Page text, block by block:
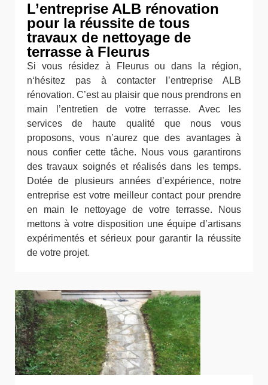
L’entreprise ALB rénovation
pour la réussite de tous
travaux de nettoyage de
terrasse à Fleurus
Si vous résidez à Fleurus ou dans la région,
n‘hésitez pas à contacter l’entreprise ALB
rénovation. C’est au plaisir que nous prendrons en
main l’entretien de votre terrasse. Avec les
services de haute qualité que nous vous
proposons, vous n’aurez que des avantages à
nous confier cette tâche. Nous vous garantirons
des travaux soignés et réalisés dans les temps.
Dotée de plusieurs années d’expérience, notre
entreprise est votre meilleur contact pour prendre
en main le nettoyage de votre terrasse. Nous
mettons à votre disposition une équipe d’artisans
expérimentés et sérieux pour garantir la réussite
de votre projet.